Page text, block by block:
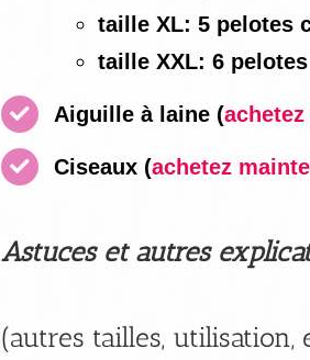
taille XL: 5 pelotes
taille XXL: 6
Aiguille à laine (
Ciseaux (achetez
Astuces et autres
(autres tailles, utilisation,